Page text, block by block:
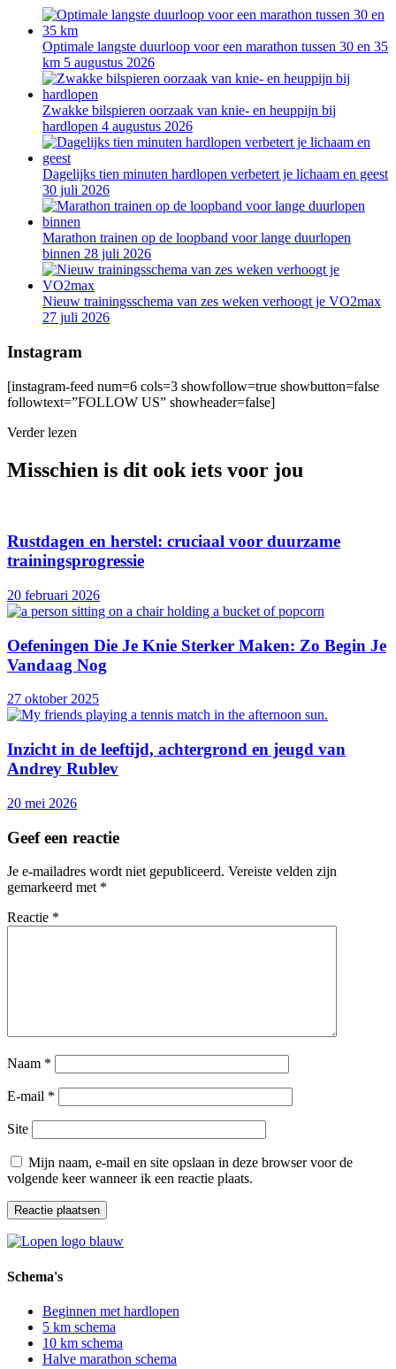
Optimale langste duurloop voor een marathon tussen 30 en 35
km 5 augustus 2026
Zwakke bilspieren oorzaak van knie- en heuppijn bij
hardlopen 4 augustus 2026
Dagelijks tien minuten hardlopen verbetert je lichaam en geest
30 juli 2026
Marathon trainen op de loopband voor lange duurlopen
binnen 28 juli 2026
Nieuw trainingsschema van zes weken verhoogt je VO2max
27 juli 2026
Instagram
[instagram-feed num=6 cols=3 showfollow=true showbutton=false
followtext=”FOLLOW US” showheader=false]
Verder lezen
Misschien is dit ook iets voor jou
Rustdagen en herstel: cruciaal voor duurzame
trainingsprogressie
20 februari 2026
Oefeningen Die Je Knie Sterker Maken: Zo Begin Je
Vandaag Nog
27 oktober 2025
Inzicht in de leeftijd, achtergrond en jeugd van
Andrey Rublev
20 mei 2026
Geef een reactie
Je e-mailadres wordt niet gepubliceerd. Vereiste velden zijn
gemarkeerd met *
Reactie *
Naam *
E-mail *
Site
Mijn naam, e-mail en site opslaan in deze browser voor de
volgende keer wanneer ik een reactie plaats.
Schema's
Beginnen met hardlopen
5 km schema
10 km schema
Halve marathon schema